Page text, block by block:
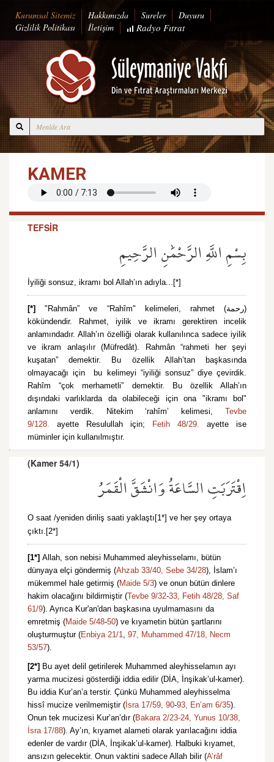
Kurumsal Sitemiz Hakkımızda Sureler
Duyuru
Gizlilik Politikası
İletişim Radyo Fıtrat
KAMER
TEFSİR
بِسْمِ اللَّهِ الرَّحْمَٰنِ الرَّحِيمِ
İyiliği sonsuz, ikramı bol Allah’ın adıyla...[*]
[*]"Rahmân” ve “Rahîm" kelimeleri, rahmet (رحمة)
kökündendir. Rahmet, iyilik ve ikramı gerektiren incelik
anlamındadır. Allah’ın özelliği olarak kullanılınca sadece iyilik
ve ikram anlaşılır (Müfredât). Rahmân “rahmeti her şeyi
kuşatan” demektir. Bu özellik Allah’tan başkasında
olmayacağı için bu kelimeyi “iyiliği sonsuz” diye çevirdik.
Rahîm “çok merhametli” demektir. Bu özellik Allah’ın
dışındaki varlıklarda da olabileceği için ona "ikramı bol"
anlamını verdik. Nitekim ‘rahîm’ kelimesi, Tevbe
9/128. ayette Resulullah için; Fetih 48/29. ayette ise
müminler için kullanılmıştır.
(Kamer 54/1)
اِقْتَرَبَتِ السَّاعَةُ وَانْشَقَّ الْقَمَرُ
O saat /yeniden diriliş saati yaklaştı[1*] ve her şey ortaya
çıktı.[2*]
[1*] Allah, son nebisi Muhammed aleyhisselamı, bütün
dünyaya elçi göndermiş (Ahzab 33/40, Sebe 34/28), İslam’ı
mükemmel hale getirmiş (Maide 5/3) ve onun bütün dinlere
hakim olacağını bildirmiştir (Tevbe 9/32-33, Fetih 48/28, Saf
61/9). Ayrıca Kur'an'dan başkasına uyulmamasını da
emretmiş (Maide 5/48-50) ve kıyametin bütün şartlarını
oluşturmuştur (Enbiya 21/1, 97, Muhammed 47/18, Necm
53/57).
[2*] Bu ayet delil getirilerek Muhammed aleyhisselamın ayı
yarma mucizesi gösterdiği iddia edilir (DİA, İnşikak’ul-kamer).
Bu iddia Kur’an’a terstir. Çünkü Muhammed aleyhisselma
hissî mucize verilmemiştir ( İsra 17/59, 90-93, En’am 6/35).
Onun tek mucizesi Kur’an’dır (Bakara 2/23-24, Yunus 10/38,
İsra 17/88). Ay’ın, kıyamet alameti olarak yarılacağını iddia
edenler de vardır (DİA, İnşikak’ul-kamer). Halbuki kıyamet,
ansızın gelecektir. Onun vaktini sadece Allah bilir (A’râf